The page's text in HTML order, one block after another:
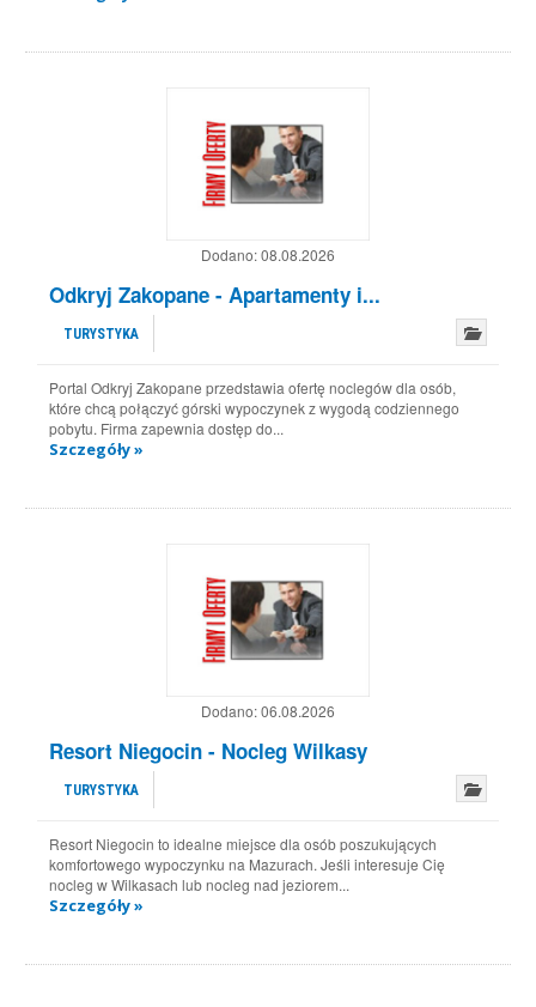
Dodano:08.08.2026
Odkryj Zakopane - Apartamenty i...
TURYSTYKA
Portal Odkryj Zakopane przedstawia ofertę noclegów dla osób,
które chcą połączyć górski wypoczynek z wygodą codziennego
pobytu. Firma zapewnia dostęp do...
Szczegóły »
Dodano:06.08.2026
Resort Niegocin - Nocleg Wilkasy
TURYSTYKA
Resort Niegocin to idealne miejsce dla osób poszukujących
komfortowego wypoczynku na Mazurach. Jeśli interesuje Cię
nocleg w Wilkasach lub nocleg nad jeziorem...
Szczegóły »